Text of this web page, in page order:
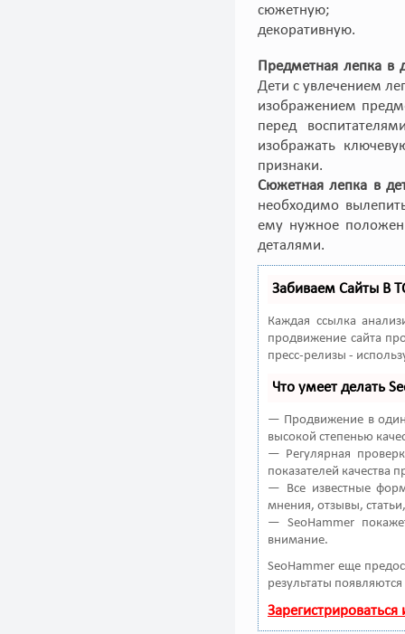
сюжетную;
декоративную.
Предметная лепка в
Дети с увлечением
изображением
перед
изображать
признаки.
Сюжетная лепка в
необходимо
ему нужное
деталями.
Забиваем Сайты В
Каждая ссылка
продвижение сайта
пресс-релизы -
Что умеет делать
— Продвижение в один
высокой степенью
— Регулярная
показателей качества
— Все известные
мнения, отзывы,
— SeoHammer
внимание.
SeoHammer еще
результаты